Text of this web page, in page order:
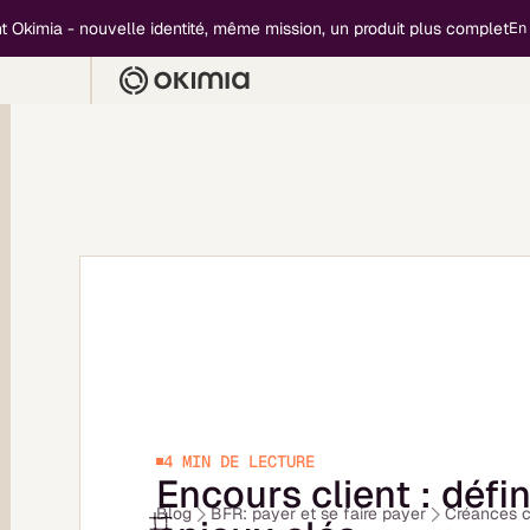
- nouvelle identité, même mission, un produit plus completEn savoir
Blog BFR: payer et se faire payer
Créances
4 MIN DE LECTURE
Encours client :